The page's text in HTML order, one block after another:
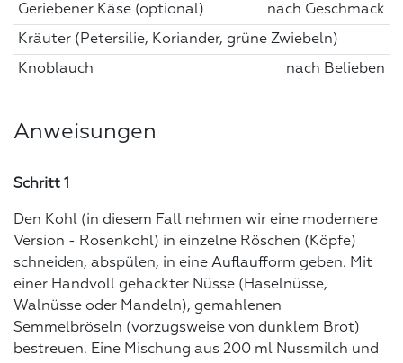
Geriebener Käse (optional) nach Geschmack
Kräuter (Petersilie, Koriander, grüne Zwiebeln)
Knoblauch nach Belieben
Anweisungen
Schritt 1
Den Kohl (in diesem Fall nehmen wir eine modernere
Version - Rosenkohl) in einzelne Röschen (Köpfe)
schneiden, abspülen, in eine Auflaufform geben. Mit
einer Handvoll gehackter Nüsse (Haselnüsse,
Walnüsse oder Mandeln), gemahlenen
Semmelbröseln (vorzugsweise von dunklem Brot)
bestreuen. Eine Mischung aus 200 ml Nussmilch und